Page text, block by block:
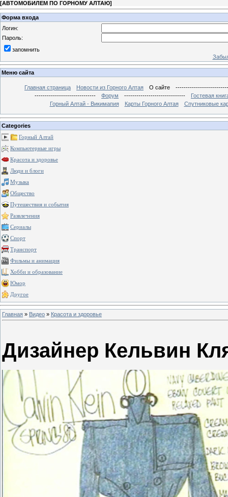
[АВТОМОБИЛЕМ ПО ГОРНОМУ АЛТАЮ]
Форма входа
Логин:
Пароль:
запомнить
Меню сайта
Главная страница Новости из Горного Алтая О сайте
------------------------------
Форум ------------------------------
Гостевая
Горный Алтай - Викимапия
Карты Горного Алтая Спутниковые
Categories
Горный Алтай
Компьютерные игры
Красота и здоровье
Люди и блоги
Музыка
Общество
Путешествия и события
Развлечения
Сериалы
Спорт
Транспорт
Фильмы и анимация
Хобби и образование
Юмор
Другое
Главная » Видео » Красота и здоровье
Дизайнер Кельвин